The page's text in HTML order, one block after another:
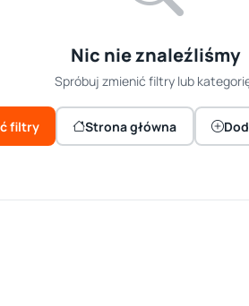
Nic nie znaleźliśmy
Spróbuj zmienić filtry lub
filtry Strona główna